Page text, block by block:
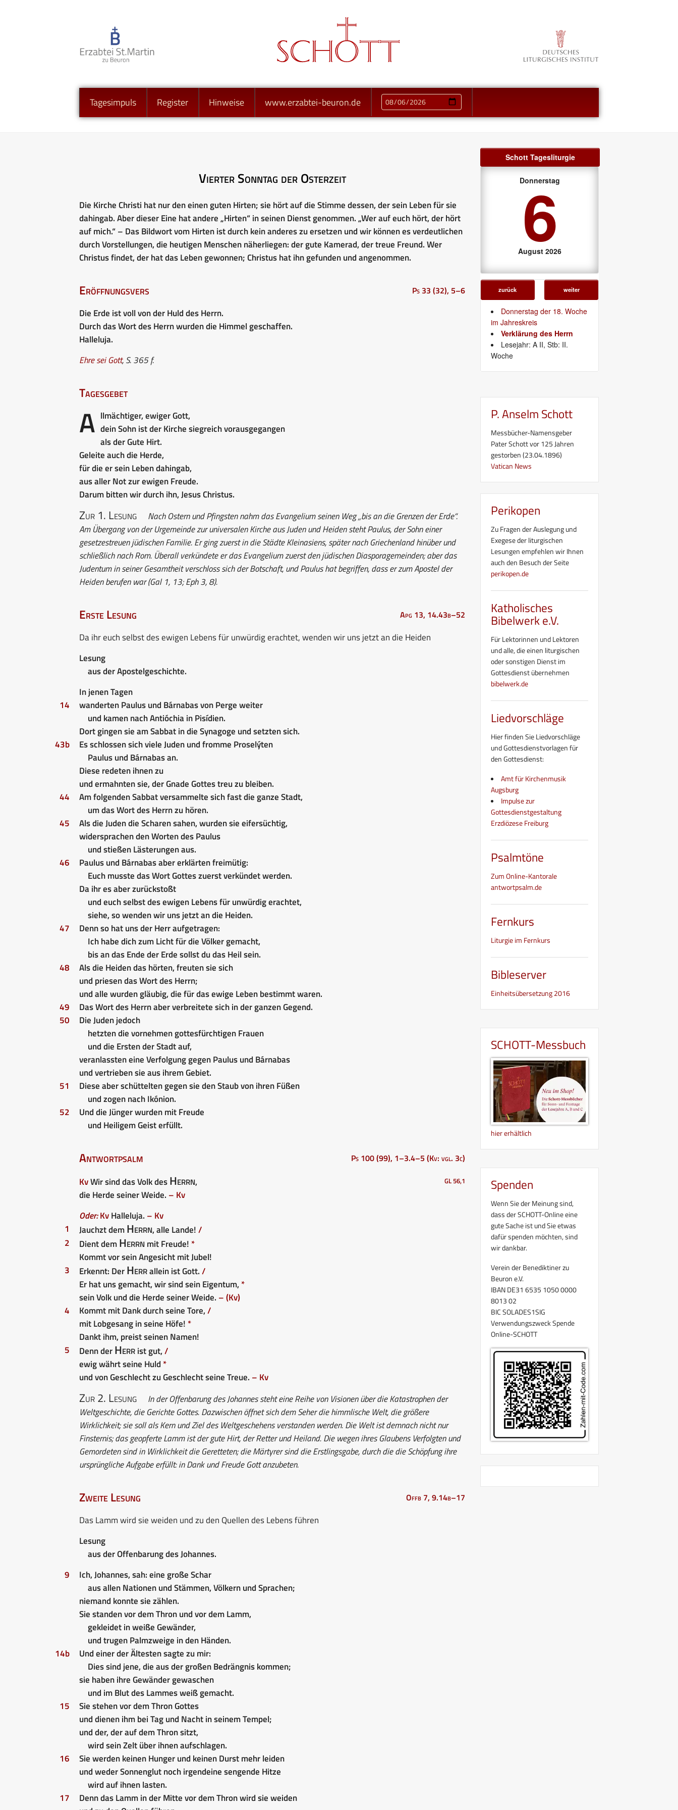
Tagesimpuls Register Hinweise www.erzabtei-beuron.de
Vierter Sonntag der Osterzeit
Die Kirche Christi hat nur den einen guten Hirten; sie hört auf die Stimme dessen, der sein Leben für sie
dahingab. Aber dieser Eine hat andere „Hirten“ in seinen Dienst genommen. „Wer auf euch hört, der hört
auf mich.“ – Das Bildwort vom Hirten ist durch kein anderes zu ersetzen und wir können es verdeutlichen
durch Vorstellungen, die heutigen Menschen näherliegen: der gute Kamerad, der treue Freund. Wer
Christus findet, der hat das Leben gewonnen; Christus hat ihn gefunden und angenommen.
Eröffnungsvers Ps 33 (32), 5–6
Die Erde ist voll von der Huld des Herrn.
Durch das Wort des Herrn wurden die Himmel geschaffen.
Halleluja.
Ehre sei Gott, S. 365 f.
Tagesgebet
A llmächtiger, ewiger Gott,
dein Sohn ist der Kirche siegreich vorausgegangen
als der Gute Hirt.
Geleite auch die Herde,
für die er sein Leben dahingab,
aus aller Not zur ewigen Freude.
Darum bitten wir durch ihn, Jesus Christus.
Zur 1. Lesung
Nach Ostern und Pfingsten nahm das Evangelium seinen Weg „bis an die Grenzen der Erde“.
Am Übergang von der Urgemeinde zur universalen Kirche aus Juden und Heiden steht Paulus, der Sohn einer
gesetzestreuen jüdischen Familie. Er ging zuerst in die Städte Kleinasiens, später nach Griechenland hinüber und
schließlich nach Rom. Überall verkündete er das Evangelium zuerst den jüdischen Diasporagemeinden; aber das
Judentum in seiner Gesamtheit verschloss sich der Botschaft, und Paulus hat begriffen, dass er zum Apostel der
Heiden berufen war (Gal 1, 13; Eph 3, 8).
Erste Lesung Apg 13, 14.43b–52
Da ihr euch selbst des ewigen Lebens für unwürdig erachtet, wenden wir uns jetzt an die Heiden
Lesung
aus der Apostelgeschichte.
In jenen Tagen
14
wanderten Paulus und Bárnabas von Perge weiter
und kamen nach Antióchia in Pisídien.
Dort gingen sie am Sabbat in die Synagoge und setzten sich.
43b
Es schlossen sich viele Juden und fromme Proselýten
Paulus und Bárnabas an.
Diese redeten ihnen zu
und ermahnten sie, der Gnade Gottes treu zu bleiben.
44
Am folgenden Sabbat versammelte sich fast die ganze Stadt,
um das Wort des Herrn zu hören.
45
Als die Juden die Scharen sahen, wurden sie eifersüchtig,
widersprachen den Worten des Paulus
und stießen Lästerungen aus.
46
Paulus und Bárnabas aber erklärten freimütig:
Euch musste das Wort Gottes zuerst verkündet werden.
Da ihr es aber zurückstoßt
und euch selbst des ewigen Lebens für unwürdig erachtet,
siehe, so wenden wir uns jetzt an die Heiden.
47
Denn so hat uns der Herr aufgetragen:
Ich habe dich zum Licht für die Völker gemacht,
bis an das Ende der Erde sollst du das Heil sein.
48
Als die Heiden das hörten, freuten sie sich
und priesen das Wort des Herrn;
und alle wurden gläubig, die für das ewige Leben bestimmt waren.
49
Das Wort des Herrn aber verbreitete sich in der ganzen Gegend.
50
Die Juden jedoch
hetzten die vornehmen gottesfürchtigen Frauen
und die Ersten der Stadt auf,
veranlassten eine Verfolgung gegen Paulus und Bárnabas
und vertrieben sie aus ihrem Gebiet.
51
Diese aber schüttelten gegen sie den Staub von ihren Füßen
und zogen nach Ikónion.
52
Und die Jünger wurden mit Freude
und Heiligem Geist erfüllt.
Antwortpsalm Ps 100 (99), 1–3.4–5 (Kv: vgl. 3c)
KvWir sind das Volk desHerrn, GL 56,1
die Herde seiner Weide. – Kv
Oder:KvHalleluja. – Kv
1
Jauchzt demHerrn, alle Lande!/
2
Dient demHerrnmit Freude! *
Kommt vor sein Angesicht mit Jubel!
3
Erkennt: DerHerrallein ist Gott./
Er hat uns gemacht, wir sind sein Eigentum, *
sein Volk und die Herde seiner Weide. – (Kv)
4
Kommt mit Dank durch seine Tore,/
mit Lobgesang in seine Höfe! *
Dankt ihm, preist seinen Namen!
5
Denn derHerrist gut,/
ewig währt seine Huld *
und von Geschlecht zu Geschlecht seine Treue. – Kv
Zur 2. Lesung
In der Offenbarung des Johannes steht eine Reihe von Visionen über die Katastrophen der
Weltgeschichte, die Gerichte Gottes. Dazwischen öffnet sich dem Seher die himmlische Welt, die größere
Wirklichkeit; sie soll als Kern und Ziel des Weltgeschehens verstanden werden. Die Welt ist demnach nicht nur
Finsternis; das geopferte Lamm ist der gute Hirt, der Retter und Heiland. Die wegen ihres Glaubens Verfolgten und
Gemordeten sind in Wirklichkeit die Geretteten; die Märtyrer sind die Erstlingsgabe, durch die die Schöpfung ihre
ursprüngliche Aufgabe erfüllt: in Dank und Freude Gott anzubeten.
Zweite Lesung Offb 7, 9.14b–17
Das Lamm wird sie weiden und zu den Quellen des Lebens führen
Lesung
aus der Offenbarung des Johannes.
9
Ich, Johannes, sah: eine große Schar
aus allen Nationen und Stämmen, Völkern und Sprachen;
niemand konnte sie zählen.
Sie standen vor dem Thron und vor dem Lamm,
gekleidet in weiße Gewänder,
und trugen Palmzweige in den Händen.
14b
Und einer der Ältesten sagte zu mir:
Dies sind jene, die aus der großen Bedrängnis kommen;
sie haben ihre Gewänder gewaschen
und im Blut des Lammes weiß gemacht.
15
Sie stehen vor dem Thron Gottes
und dienen ihm bei Tag und Nacht in seinem Tempel;
und der, der auf dem Thron sitzt,
wird sein Zelt über ihnen aufschlagen.
16
Sie werden keinen Hunger und keinen Durst mehr leiden
und weder Sonnenglut noch irgendeine sengende Hitze
wird auf ihnen lasten.
17
Denn das Lamm in der Mitte vor dem Thron wird sie weiden
Schott Tagesliturgie
Donnerstag
6
August 2026
zurück weiter
Donnerstag der 18. Woche
im Jahreskreis
Verklärung des Herrn
Lesejahr: A II, Stb: II.
Woche
P. Anselm Schott
Messbücher-Namensgeber
Pater Schott vor 125 Jahren
gestorben (23.04.1896)
Vatican News
Perikopen
Zu Fragen der Auslegung und
Exegese der liturgischen
Lesungen empfehlen wir Ihnen
auch den Besuch der Seite
perikopen.de
Katholisches
Bibelwerk e.V.
Für Lektorinnen und Lektoren
und alle, die einen liturgischen
oder sonstigen Dienst im
Gottesdienst übernehmen
bibelwerk.de
Liedvorschläge
Hier finden Sie Liedvorschläge
und Gottesdienstvorlagen für
den Gottesdienst:
Amt für Kirchenmusik
Augsburg
Impulse zur
Gottesdienstgestaltung
Erzdiözese Freiburg
Psalmtöne
Zum Online-Kantorale
antwortpsalm.de
Fernkurs
Liturgie im Fernkurs
Bibleserver
Einheitsübersetzung 2016
SCHOTT-Messbuch
hier erhältlich
Spenden
Wenn Sie der Meinung sind,
dass der SCHOTT-Online eine
gute Sache ist und Sie etwas
dafür spenden möchten, sind
wir dankbar.
Verein der Benediktiner zu
Beuron e.V.
IBAN DE31 6535 1050 0000
8013 02
BIC SOLADES1SIG
Verwendungszweck Spende
Online-SCHOTT